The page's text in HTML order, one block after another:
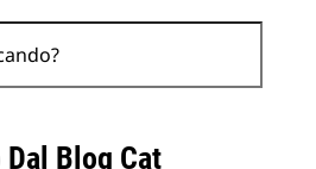
Blog Cat